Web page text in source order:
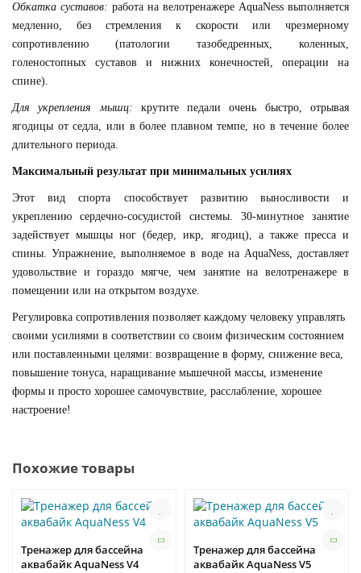
Обкатка суставов: работа на велотренажере AquaNess выполняется
медленно, без стремления к скорости или чрезмерному
сопротивлению (патологии тазобедренных, коленных,
голеностопных суставов и нижних конечностей, операции на
спине).
Для укрепления мышц: крутите педали очень быстро, отрывая
ягодицы от седла, или в более плавном темпе, но в течение более
длительного периода.
Максимальный результат при минимальных усилиях
Этот вид спорта способствует развитию выносливости и
укреплению сердечно-сосудистой системы. 30-минутное занятие
задействует мышцы ног (бедер, икр, ягодиц), а также пресса и
спины. Упражнение, выполняемое в воде на AquaNess, доставляет
удовольствие и гораздо мягче, чем занятие на велотренажере в
помещении или на открытом воздухе.
Регулировка сопротивления позволяет каждому человеку управлять
своими усилиями в соответствии со своим физическим состоянием
или поставленными целями: возвращение в форму, снижение веса,
повышение тонуса, наращивание мышечной массы, изменение
формы и просто хорошее самочувствие, расслабление, хорошее
настроение!
Похожие товары
Тренажер для бассейна
аквабайк AquaNess V4
Тренажер для бассейна
аквабайк AquaNess V5